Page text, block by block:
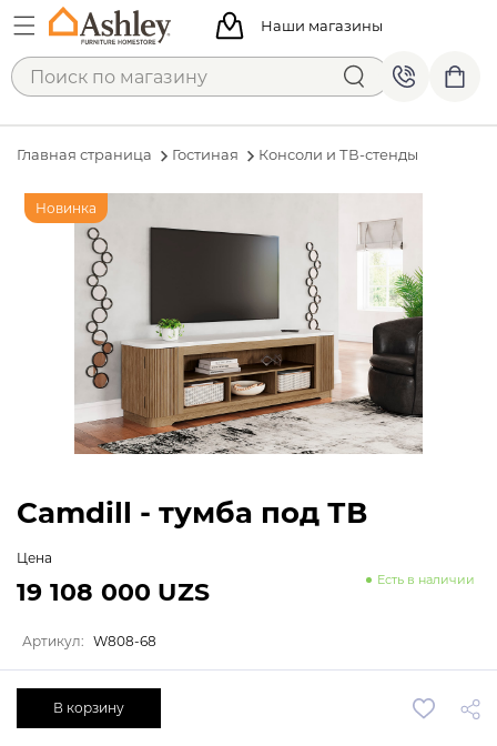
Наши магазины
Главная страница Гостиная Консоли и ТВ-стенды
Новинка
Camdill - тумба под ТВ
Цена
Есть в наличии
19 108 000 UZS
Артикул: W808-68
В корзину